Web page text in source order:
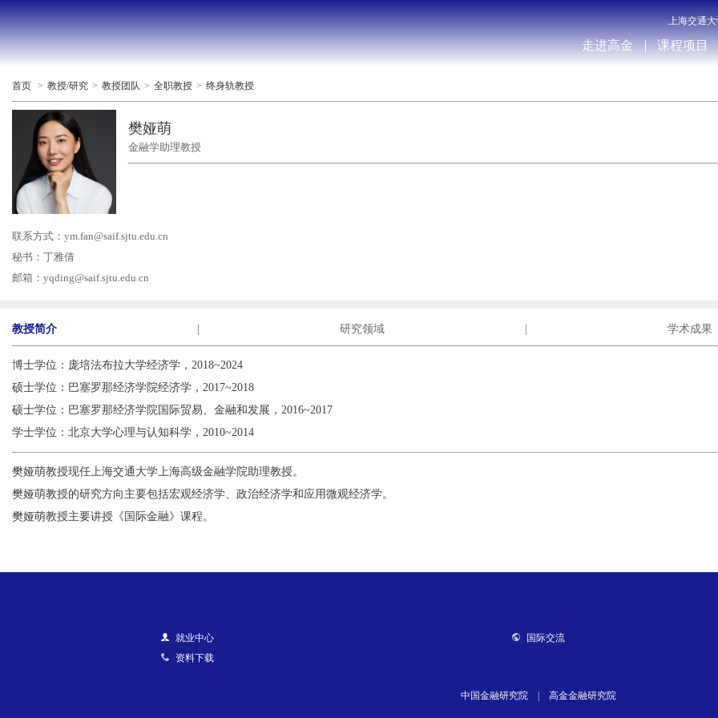
上海交通
走进高金 课程项目
首页 > 教授/研究 > 教授团队 > 全职教授 > 终身轨教授
樊娅萌
金融学助理教授
联系方式： ym.fan@saif.sjtu.edu.cn
秘书：丁雅倩
邮箱： yqding@saif.sjtu.edu.cn
教授简介 研究领域 学术成果
博士学位：庞培法布拉大学经济学，2018~2024
硕士学位：巴塞罗那经济学院经济学，2017~2018
硕士学位：巴塞罗那经济学院国际贸易、金融和发展，2016~2017
学士学位：北京大学心理与认知科学，2010~2014
樊娅萌教授现任上海交通大学上海高级金融学院助理教授。
樊娅萌教授的研究方向主要包括宏观经济学、政治经济学和应用微观经济学。
樊娅萌教授主要讲授《国际金融》课程。
就业中心
国际交流
资料下载
中国金融研究院 高金金融研究院